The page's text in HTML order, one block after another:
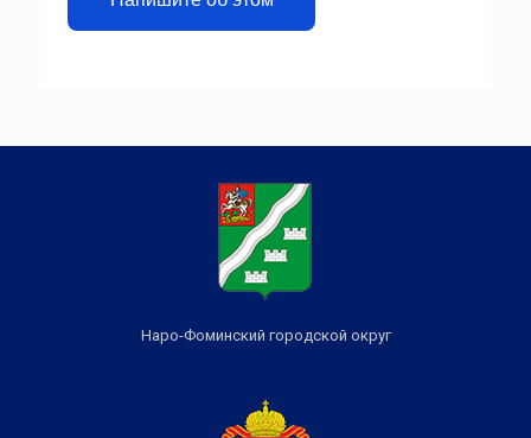
Наро-Фоминский городской округ